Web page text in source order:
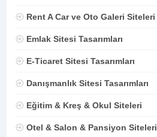
Rent A Car ve Oto Galeri Siteleri
Emlak Sitesi Tasarımları
E-Ticaret Sitesi Tasarımları
Danışmanlık Sitesi Tasarımları
Eğitim & Kreş & Okul Siteleri
Otel & Salon & Pansiyon Siteleri